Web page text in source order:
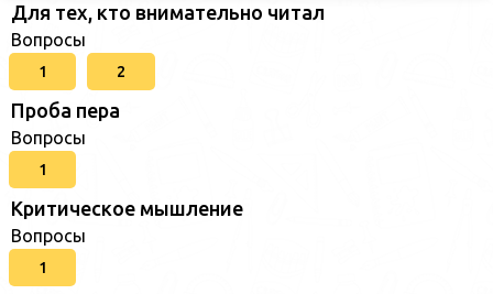
Для тех, кто внимательно читал
Вопросы
1 2
Проба пера
Вопросы
1
Критическое мышление
Вопросы
1